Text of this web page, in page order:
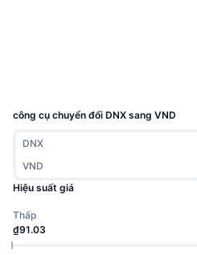
công cụ chuyển đổi DNX sang VND
DNX
VND
Hiệu suất giá
Thấp
₫91.03